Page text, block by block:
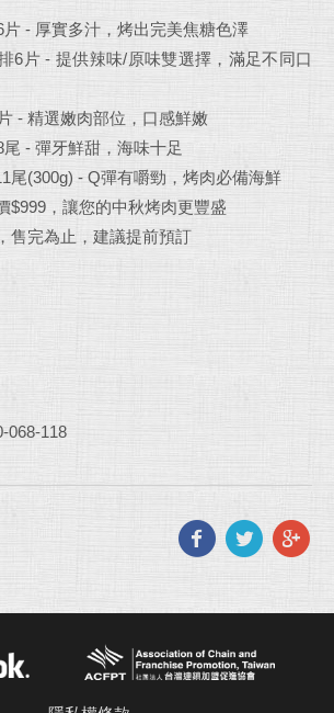
片 - 厚實多汁，烤出完美焦糖色澤
6片 - 提供辣味/原味雙選擇，滿足不同口
- 精選嫩肉部位，口感鮮嫩
- 彈牙鮮甜，海味十足
尾(300g) - Q彈有嚼勁，烤肉必備海鮮
$999，讓您的中秋烤肉更豐盛
售完為止，建議提前預訂
068-118